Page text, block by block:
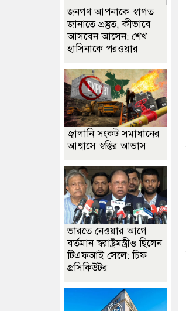
জনগণ আপনাকে স্বাগত
জানাতে প্রস্তুত, কীভাবে
আসবেন আসেন: শেখ
হাসিনাকে পরওয়ার
জ্বালানি সংকট সমাধানের
আশ্বাসে স্বস্তির আভাস
ভারতে নেওয়ার আগে
বর্তমান স্বরাষ্ট্রমন্ত্রীও ছিলেন
টিএফআই সেলে: চিফ
প্রসিকিউটর